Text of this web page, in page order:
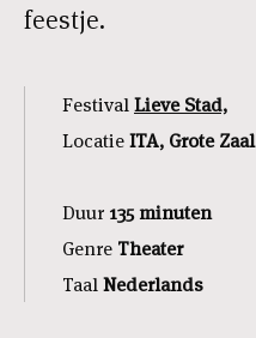
feestje.
Festival Lieve Stad,
Locatie ITA, Grote Zaal
Duur 135 minuten
Genre Theater
Taal Nederlands